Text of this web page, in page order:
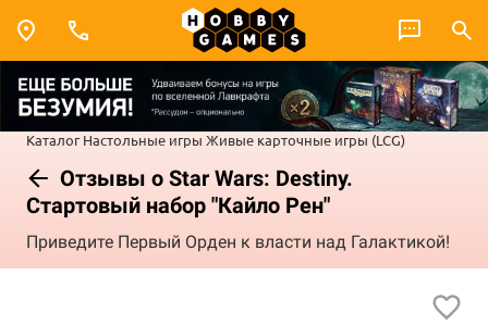
Каталог Настольные игры Живые карточные игры (LCG)
Отзывы о Star Wars: Destiny.
Стартовый набор "Кайло Рен"
Приведите Первый Орден к власти над Галактикой!